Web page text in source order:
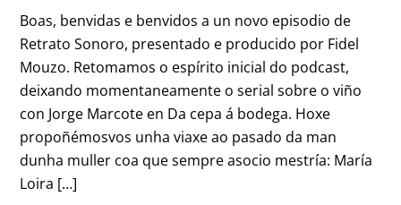
Boas, benvidas e benvidos a un novo episodio de
Retrato Sonoro, presentado e producido por Fidel
Mouzo. Retomamos o espírito inicial do podcast,
deixando momentaneamente o serial sobre o viño
con Jorge Marcote en Da cepa á bodega. Hoxe
propoñémosvos unha viaxe ao pasado da man
dunha muller coa que sempre asocio mestría: María
Loira […]